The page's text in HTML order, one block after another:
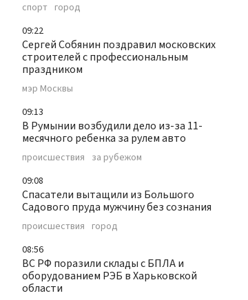
спорт город
09:22
Сергей Собянин поздравил московских
строителей с профессиональным
праздником
мэр Москвы
09:13
В Румынии возбудили дело из-за 11-
месячного ребенка за рулем авто
происшествия за рубежом
09:08
Спасатели вытащили из Большого
Садового пруда мужчину без сознания
происшествия город
08:56
ВС РФ поразили склады с БПЛА и
оборудованием РЭБ в Харьковской
области